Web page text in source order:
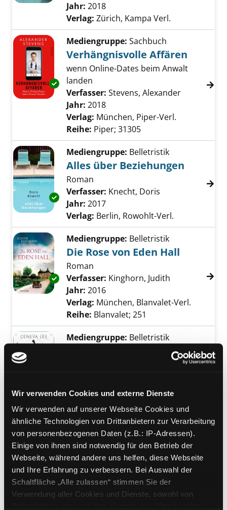
Wir verwenden Cookies und externe Dienste
Wir verwenden auf unserer Webseite Cookies und
ähnliche Technologien von Drittanbietern zur Verarbeitung
von personenbezogenen Daten (z.B.: IP-Adressen).
Einige von ihnen sind notwendig für den Betrieb der
Webseite, während andere uns helfen, diese Webseite
und Ihre Erfahrung zu verbessern. Bei Auswahl der
Schaltfläche „Alle zulassen“ stimmen Sie der
Verwendung aller Cookies und Dienste, sowohl von
Jahr: 2018
Verlag: Zürich, Kampa Verl.
Exemplar-Details von Verhängnisvolle
Mediengruppe: Sachbuch
Verhängnisvolle Affären
wenn Online-Dates beim Anwalt
landen
Verfasser: Stevens, Alexander
Jahr: 2018
Verlag: München, Piper-Verl.
Reihe: Piper; 31305
Exemplar-Details von Alles über
Mediengruppe: Belletristik
Alles über Beziehungen
Roman
Verfasser: Knecht, Doris
Jahr: 2017
Verlag: Berlin, Rowohlt-Verl.
Exemplar-Details von Die Rose von Eden
Mediengruppe: Belletristik
Die Rose von Eden Hall
Roman
Verfasser: Kinghorn, Judith Suche nach
Jahr: 2016
Verlag: München, Blanvalet-Verl.
Reihe: Blanvalet; 251
Mediengruppe: Belletristik
Übergeordnetes Werk:
Royal
Reihe:Blanvalet; 0381
Exemplar-Details von Als Hemingway mich
Mediengruppe:Literatur CD
Als Hemingway mich liebte
Lesung
Verfasser:Wood, NaomiSuche nach
Jahr:2016
Verlag: Berlin, Der Audio Verlag